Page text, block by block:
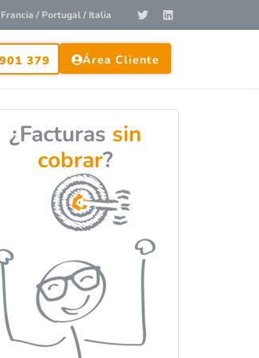
Francia / Portugal / Italia
379 Área Cliente
¿Facturas sin
cobrar?